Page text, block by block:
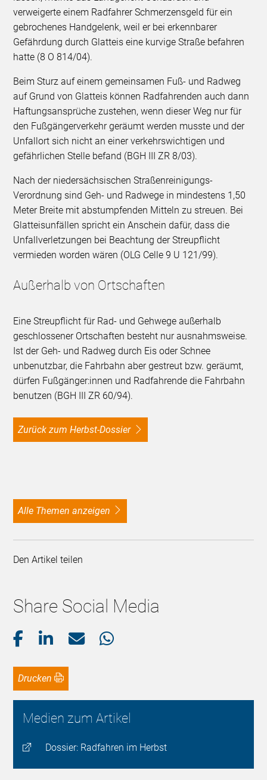
verweigerte einem Radfahrer Schmerzensgeld für ein
gebrochenes Handgelenk, weil er bei erkennbarer
Gefährdung durch Glatteis eine kurvige Straße befahren
hatte (8 O 814/04).
Beim Sturz auf einem gemeinsamen Fuß- und Radweg
auf Grund von Glatteis können Radfahrenden auch dann
Haftungsansprüche zustehen, wenn dieser Weg nur für
den Fußgängerverkehr geräumt werden musste und der
Unfallort sich nicht an einer verkehrswichtigen und
gefährlichen Stelle befand (BGH III ZR 8/03).
Nach der niedersächsischen Straßenreinigungs-
Verordnung sind Geh- und Radwege in mindestens 1,50
Meter Breite mit abstumpfenden Mitteln zu streuen. Bei
Glatteisunfällen spricht ein Anschein dafür, dass die
Unfallverletzungen bei Beachtung der Streupflicht
vermieden worden wären (OLG Celle 9 U 121/99).
Außerhalb von Ortschaften
Eine Streupflicht für Rad- und Gehwege außerhalb
geschlossener Ortschaften besteht nur ausnahmsweise.
Ist der Geh- und Radweg durch Eis oder Schnee
unbenutzbar, die Fahrbahn aber gestreut bzw. geräumt,
dürfen Fußgänger:innen und Radfahrende die Fahrbahn
benutzen (BGH III ZR 60/94).
Zurück zum Herbst-Dossier
alle Themen anzeigen
Den Artikel teilen
Share Social Media
Drucken
Medien zum Artikel
Dossier: Radfahren im Herbst